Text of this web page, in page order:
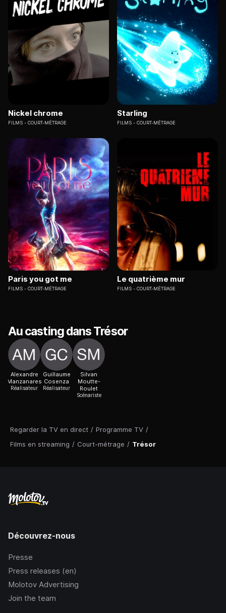
Regarder la TV en direct / Programme TV /
Films en streaming / Court-métrage / Trésor
Nickel chrome
FILMS COURT-MÉTRAGE
Starling
FILMS COURT-MÉTRAGE
Paris you got me
FILMS COURT-MÉTRAGE
Le quatrième mur
FILMS COURT-MÉTRAGE
Au casting dans Trésor
Alexandre
Manzanares
Réalisateur
Guillaume
Cosenza
Réalisateur
Silvan
Moutte-
Roulet
Scénariste
Découvrez-nous
Presse
Press releases (en)
Molotov Advertising
Join the team